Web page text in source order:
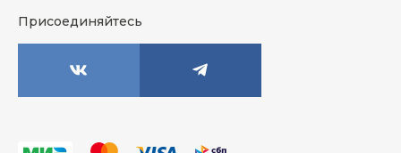
Присоединяйтесь